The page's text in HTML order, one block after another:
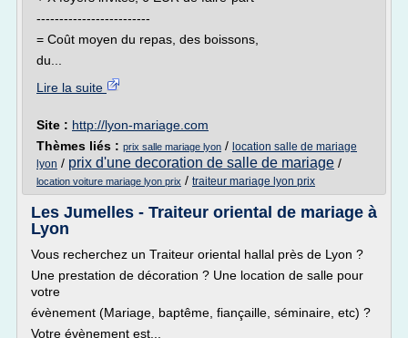
-------------------------
= Coût moyen du repas, des boissons,
du...
Lire la suite
Site : http://lyon-mariage.com
Thèmes liés : prix salle mariage lyon / location salle de mariage
lyon / prix d'une decoration de salle de mariage /
location voiture mariage lyon prix / traiteur mariage lyon prix
Les Jumelles - Traiteur oriental de mariage à
Lyon
Vous recherchez un Traiteur oriental hallal près de Lyon ?
Une prestation de décoration ? Une location de salle pour
votre
évènement (Mariage, baptême, fiançaille, séminaire, etc) ?
Votre évènement est...